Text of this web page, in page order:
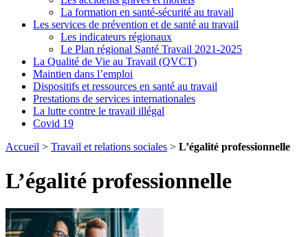
La formation en santé-sécurité au travail
Les services de prévention et de santé au travail
Les indicateurs régionaux
Le Plan régional Santé Travail 2021-2025
La Qualité de Vie au Travail (QVCT)
Maintien dans l’emploi
Dispositifs et ressources en santé au travail
Prestations de services internationales
La lutte contre le travail illégal
Covid 19
Accueil > Travail et relations sociales > L’égalité professionnelle
L’égalité professionnelle